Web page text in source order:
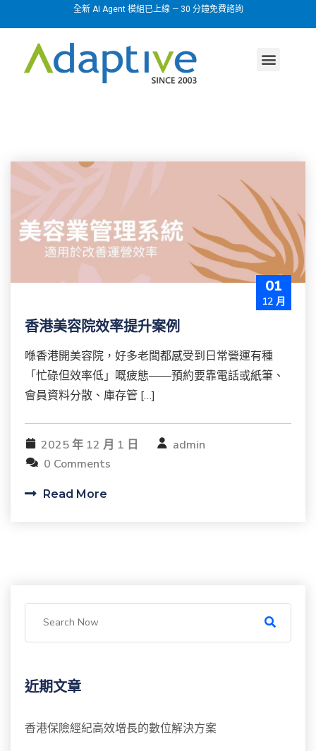
全新 AI Agent 模組已上線 — 30 分鐘免費諮詢
01
12 月
香港美容院效率提升案例
喺香港開美容院，好多老闆都感受到日常營運有種
「忙碌但效率低」嘅疲態——預約要靠電話或紙筆、
會員資料分散、庫存管 […]
2025 年 12 月 1 日
admin
0 Comments
Read More
近期文章
香港保險經紀高效增長的數位解決方案